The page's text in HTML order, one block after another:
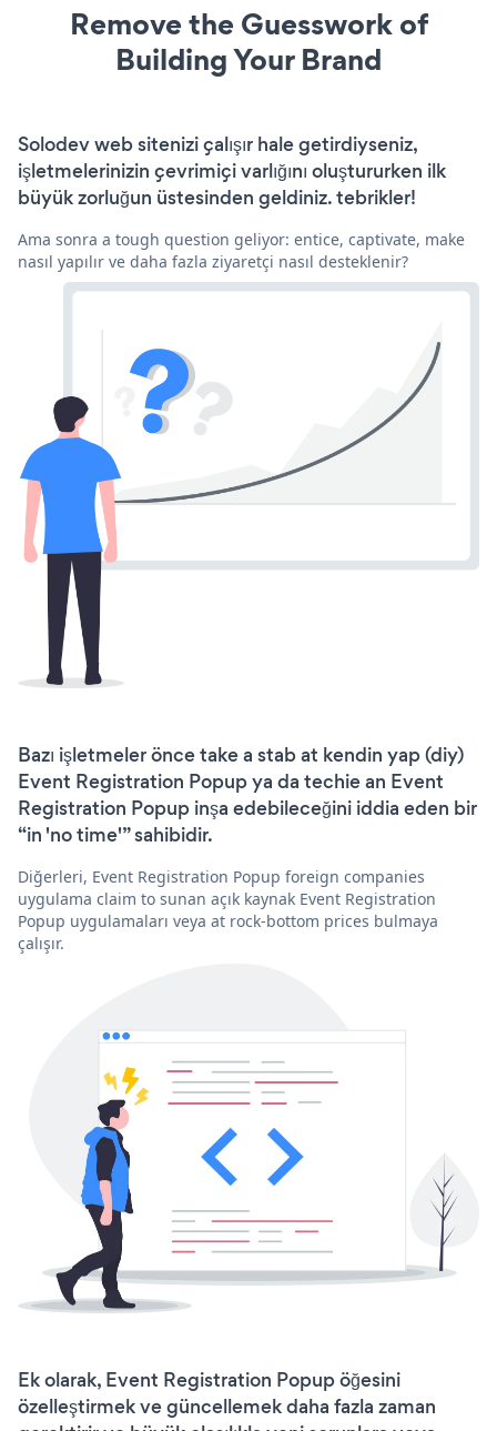
Remove the Guesswork of
Building Your Brand
Solodev web sitenizi çalışır hale getirdiyseniz,
işletmelerinizin çevrimiçi varlığını oluştururken ilk
büyük zorluğun üstesinden geldiniz. tebrikler!
Ama sonra a tough question geliyor: entice, captivate, make
nasıl yapılır ve daha fazla ziyaretçi nasıl desteklenir?
Bazı işletmeler önce take a stab at kendin yap (diy)
Event Registration Popup ya da techie an Event
Registration Popup inşa edebileceğini iddia eden bir
“in 'no time'” sahibidir.
Diğerleri, Event Registration Popup foreign companies
uygulama claim to sunan açık kaynak Event Registration
Popup uygulamaları veya at rock-bottom prices bulmaya
çalışır.
Ek olarak, Event Registration Popup öğesini
özelleştirmek ve güncellemek daha fazla zaman